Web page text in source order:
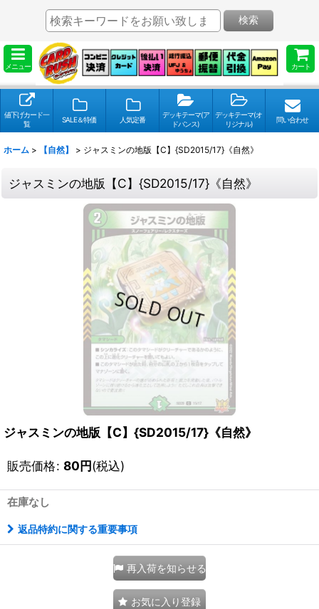
メニュー カート
検索
値下げカード一
覧
SALE＆特価 人気定番
デッキテーマ(ア
ドバンス)
デッキテーマ(オ
リジナル)
問い合わせ
ホーム > 【自然】 > ジャスミンの地版【C】{SD2015/17}《自然》
ジャスミンの地版【C】{SD2015/17}《自然》
ジャスミンの地版【C】{SD2015/17}《自然》
販売価格: 80円(税込)
在庫なし
返品特約に関する重要事項
再入荷を知らせる
お気に入り登録